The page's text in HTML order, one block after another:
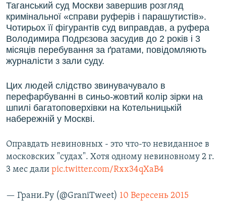
Усі сайти RFE/RL
Таганський суд Москви завершив розгляд
кримінальної «справи руферів і парашутистів».
Чотирьох її фігурантів суд виправдав, а руфера
Володимира Подрєзова засудив до 2 років і 3
місяців перебування за ґратами, повідомляють
журналісти з зали суду.
Цих людей слідство звинувачувало в
перефарбуванні в синьо-жовтий колір зірки на
шпилі багатоповерхівки на Котельницькій
набережній у Москві.
Оправдать невиновных - это что-то невиданное в
московских "судах". Хотя одному невиновному 2 г.
3 мес дали pic.twitter.com/Rxx34qXaB4
— Грани.Ру (@GraniTweet) 10 Вересень 2015